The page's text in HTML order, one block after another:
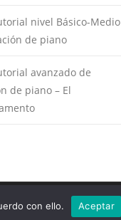
nivel Básico-Medio
de piano
avanzado de
de piano – El
con ello. Aceptar